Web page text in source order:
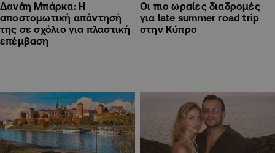
Δανάη Μπάρκα: Η
αποστομωτική απάντησή
της σε σχόλιο για πλαστική
επέμβαση
Οι πιο ωραίες διαδρομές
για late summer road trip
στην Κύπρο